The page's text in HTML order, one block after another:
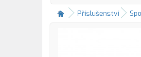
Příslušenství